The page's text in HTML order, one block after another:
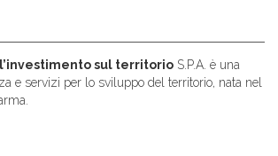
sul territorio S.P.A. è una
e servizi per lo sviluppo del territorio, nata nel